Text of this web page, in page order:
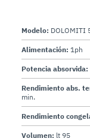
Modelo: DOLOMITI
Alimentación: 1ph
Potencia absorvida:
Rendimiento abs.
min.
Rendimiento
Volumen: lt 95